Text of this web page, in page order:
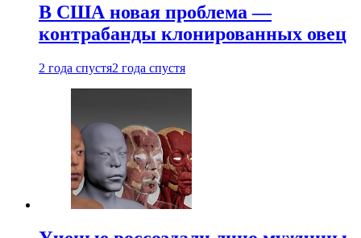
В США новая проблема —
контрабанды клонированных овец
2 года спустя2 года спустя